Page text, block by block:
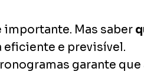
importante. Mas saber
eficiente e previsível.
garante